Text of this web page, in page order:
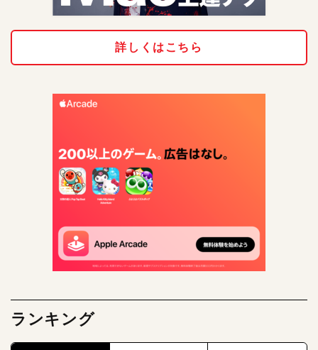
詳しくはこちら
ランキング